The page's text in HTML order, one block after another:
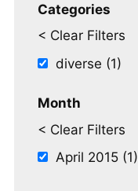
Categories
< Clear Filters
diverse (1)
Month
< Clear Filters
April 2015 (1)